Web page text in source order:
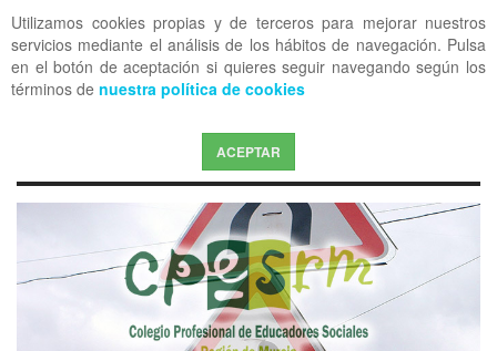
Utilizamos cookies propias y de terceros para mejorar nuestros
servicios mediante el análisis de los hábitos de navegación. Pulsa
en el botón de aceptación si quieres seguir navegando según los
términos de nuestra política de cookies
ACEPTAR
OFF CANVAS